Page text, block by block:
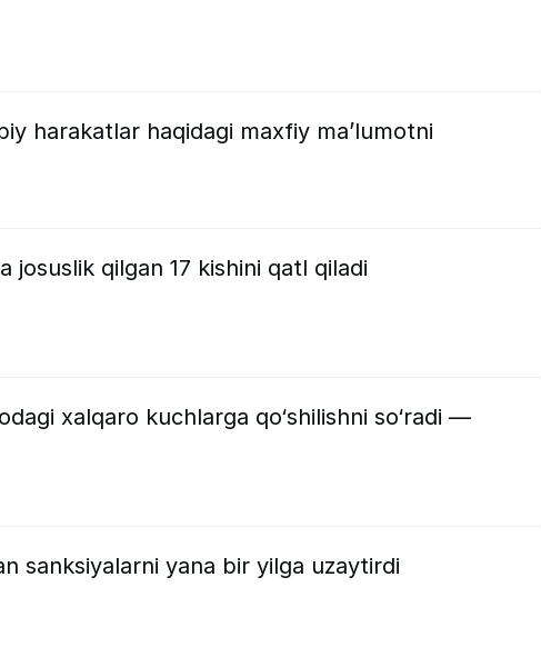
harakatlar haqidagi maxfiy ma’lumotni
josuslik qilgan 17 kishini qatl qiladi
xalqaro kuchlarga qo‘shilishni so‘radi —
sanksiyalarni yana bir yilga uzaytirdi